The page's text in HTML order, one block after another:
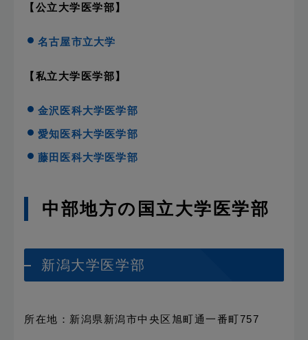
【公立大学医学部】
名古屋市立大学
【私立大学医学部】
金沢医科大学医学部
愛知医科大学医学部
藤田医科大学医学部
中部地方の国立大学医学部
新潟大学医学部
所在地：新潟県新潟市中央区旭町通一番町757